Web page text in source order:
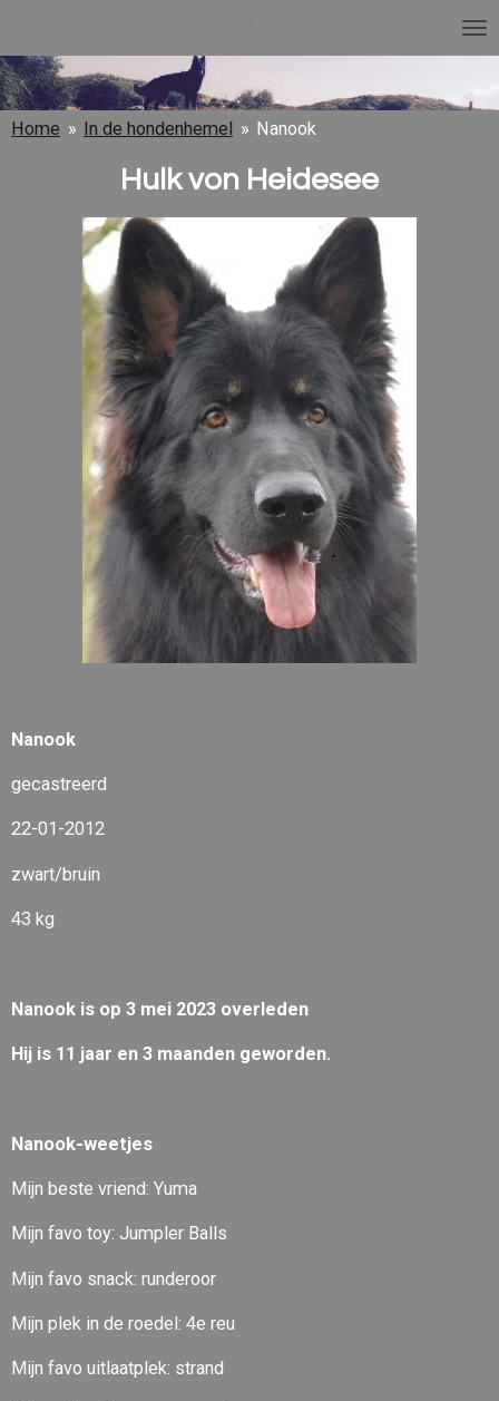
naar
de
hoofdinhoud
Home » In de hondenhemel » Nanook
Hulk von Heidesee
Nanook
gecastreerd
22-01-2012
zwart/bruin
43 kg
Nanook is op 3 mei 2023 overleden
Hij is 11 jaar en 3 maanden geworden.
Nanook-weetjes
Mijn beste vriend: Yuma
Mijn favo toy: Jumpler Balls
Mijn favo snack: runderoor
Mijn plek in de roedel: 4e reu
Mijn favo uitlaatplek: strand